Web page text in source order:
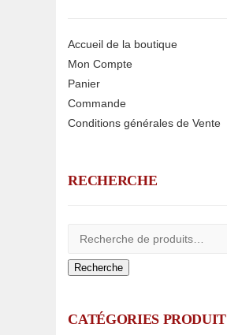
Accueil de la boutique
Mon Compte
Panier
Commande
Conditions générales de Vente
RECHERCHE
Recherche
CATÉGORIES PRODUIT